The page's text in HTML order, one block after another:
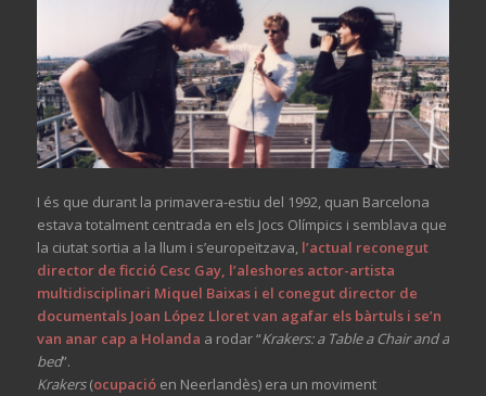
I és que durant la primavera-estiu del 1992, quan Barcelona
estava totalment centrada en els Jocs Olímpics i semblava que
la ciutat sortia a la llum i s’europeïtzava, l’actual reconegut
director de ficció Cesc Gay, l’aleshores actor-artista
multidisciplinari Miquel Baixas i el conegut director de
documentals Joan López Lloret van agafar els bàrtuls i se’n
van anar cap a Holanda a rodar “Krakers: a Table a Chair and a
bed”.
Krakers(ocupacióen Neerlandès) era un moviment